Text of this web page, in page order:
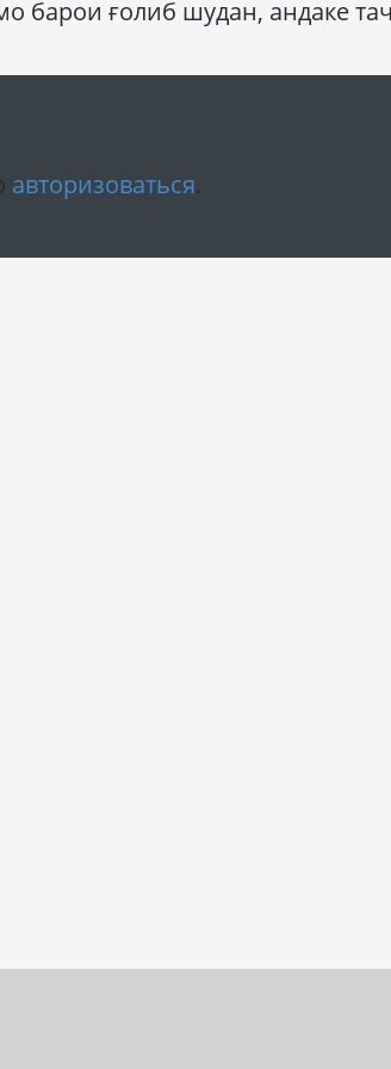
барои ғолиб шудан, андаке
авторизоваться